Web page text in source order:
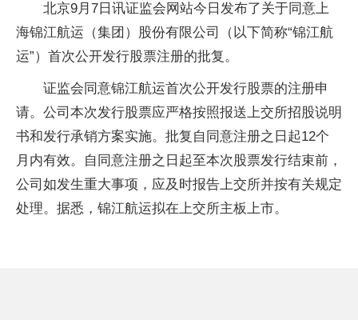
北京9月7日讯证监会网站今日发布了关于同意上
海锦江航运（集团）股份有限公司（以下简称“锦江航
运”）首次公开发行股票注册的批复。
证监会同意锦江航运首次公开发行股票的注册申
请。公司本次发行股票应严格按照报送上交所招股说明
书和发行承销方案实施。批复自同意注册之日起12个
月内有效。自同意注册之日起至本次股票发行结束前，
公司如发生重大事项，应及时报告上交所并按有关规定
处理。据悉，锦江航运拟在上交所主板上市。